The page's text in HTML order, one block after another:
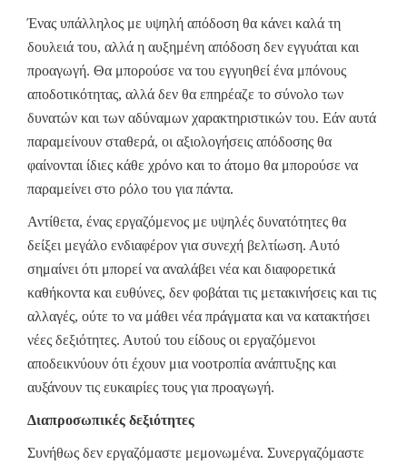
Ένας υπάλληλος με υψηλή απόδοση θα κάνει καλά τη
δουλειά του, αλλά η αυξημένη απόδοση δεν εγγυάται και
προαγωγή. Θα μπορούσε να του εγγυηθεί ένα μπόνους
αποδοτικότητας, αλλά δεν θα επηρέαζε το σύνολο των
δυνατών και των αδύναμων χαρακτηριστικών του. Εάν αυτά
παραμείνουν σταθερά, οι αξιολογήσεις απόδοσης θα
φαίνονται ίδιες κάθε χρόνο και το άτομο θα μπορούσε να
παραμείνει στο ρόλο του για πάντα.
Αντίθετα, ένας εργαζόμενος με υψηλές δυνατότητες θα
δείξει μεγάλο ενδιαφέρον για συνεχή βελτίωση. Αυτό
σημαίνει ότι μπορεί να αναλάβει νέα και διαφορετικά
καθήκοντα και ευθύνες, δεν φοβάται τις μετακινήσεις και τις
αλλαγές, ούτε το να μάθει νέα πράγματα και να κατακτήσει
νέες δεξιότητες. Αυτού του είδους οι εργαζόμενοι
αποδεικνύουν ότι έχουν μια νοοτροπία ανάπτυξης και
αυξάνουν τις ευκαιρίες τους για προαγωγή.
Διαπροσωπικές δεξιότητες
Συνήθως δεν εργαζόμαστε μεμονωμένα. Συνεργαζόμαστε